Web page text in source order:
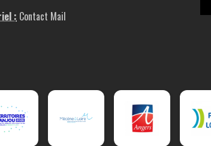
: Contact Mail